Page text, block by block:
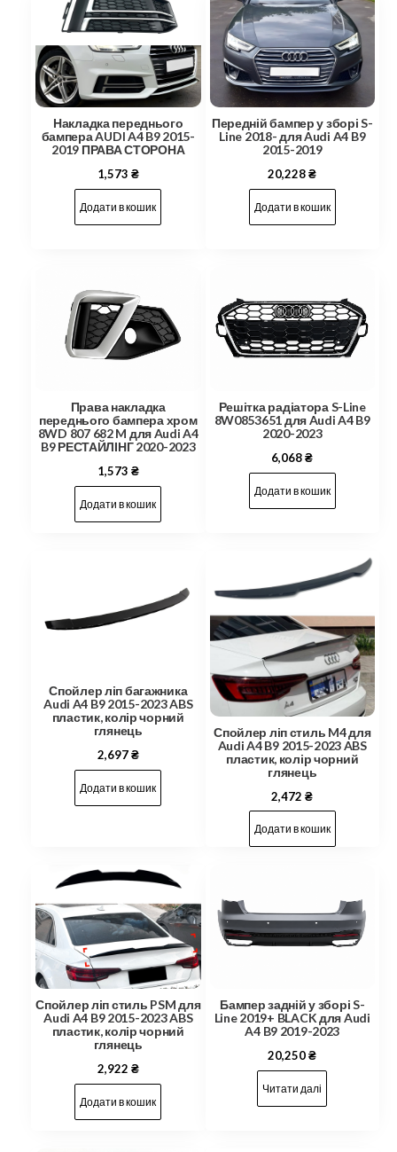
Накладка переднього
бампера AUDI A4 B9 2015-
2019 ПРАВА СТОРОНА
1,573 ₴
Додати в кошик
Передній бампер у зборі S-
Line 2018- для Audi A4 B9
2015-2019
20,228₴
Додати в кошик
Права накладка
переднього бампера хром
8WD 807 682 M для Audi A4
B9 РЕСТАЙЛІНГ 2020-2023
1,573 ₴
Додати в кошик
Решітка радіатора S-Line
8W0853651 для Audi A4 B9
2020-2023
6,068₴
Додати в кошик
Спойлер ліп багажника
Audi A4 B9 2015-2023 ABS
пластик, колір чорний
глянець
2,697₴
Додати в кошик
Спойлер ліп стиль M4 для
Audi A4 B9 2015-2023 ABS
пластик, колір чорний
глянець
2,472₴
Додати в кошик
Спойлер ліп стиль PSM для
Audi A4 B9 2015-2023 ABS
пластик, колір чорний
глянець
2,922 ₴
Додати в кошик
Бампер задній у зборі S-
Line 2019+ BLACK для Audi
A4 B9 2019-2023
20,250₴
Читати далі